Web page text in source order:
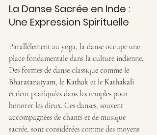
La Danse Sacrée en Inde :
Une Expression Spirituelle
Parallèlement au yoga, la danse occupe une
place fondamentale dans la culture indienne.
Des formes de danse classique comme le
Bharatanatyam, le Kathak et le Kathakali
étaient pratiquées dans les temples pour
honorer les dieux. Ces danses, souvent
accompagnées de chants et de musique
sacrée, sont considérées comme des moyens